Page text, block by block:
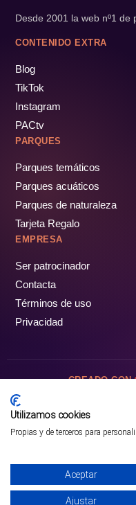
Desde 2001 la web nº1 de
CONTENIDO EXTRA
Blog
TikTok
Instagram
PACtv
PARQUES
Parques temáticos
Parques acuáticos
Parques de naturaleza
Tarjeta Regalo
EMPRESA
Ser patrocinador
Contacta
Términos de uso
Privacidad
CREADO CON
Utilizamos cookies
Propias y de terceros para
Aceptar
Ajustar